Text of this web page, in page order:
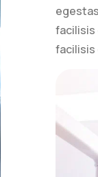
facilisis
facilisis